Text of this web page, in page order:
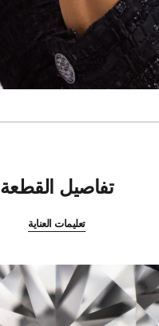
تفاصيل القطعة
تعليمات العناية